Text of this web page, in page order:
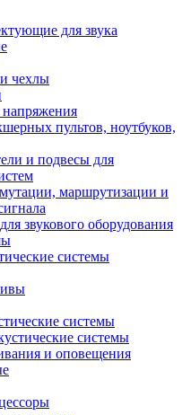
для звука
чехлы
пультов, ноутбуков,
и подвесы для
маршрутизации и
звукового оборудования
системы
системы
системы
и оповещения